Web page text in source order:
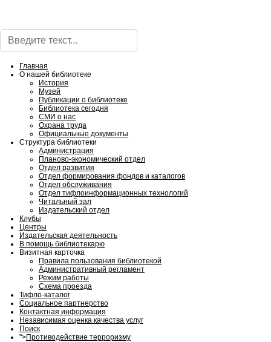
Поиск
Главная
О нашей библиотеке
История
Музей
Публикации о библиотеке
Библиотека сегодня
СМИ о нас
Охрана труда
Официальные документы
Структура библиотеки
Администрация
Планово-экономический отдел
Отдел развития
Отдел формирования фондов и каталогов
Отдел обслуживания
Отдел тифлоинформационных технологий
Читальный зал
Издательский отдел
Клубы
Центры
Издательская деятельность
В помощь библиотекарю
Визитная карточка
Правила пользования библиотекой
Административный регламент
Режим работы
Схема проезда
Тифло-каталог
Социальное партнерство
Контактная информация
Независимая оценка качества услуг
Поиск
">Противодействие терроризму